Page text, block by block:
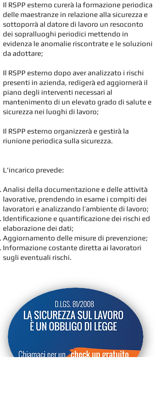
Il RSPP esterno curerà la formazione periodica
delle maestranze in relazione alla sicurezza e
sottoporrà al datore di lavoro un resoconto
dei sopralluoghi periodici mettendo in
evidenza le anomalie riscontrate e le soluzioni
da adottare;
Il RSPP esterno dopo aver analizzato i rischi
presenti in azienda, redigerà ed aggiornerà il
piano degli interventi necessari al
mantenimento di un elevato grado di salute e
sicurezza nei luoghi di lavoro;
Il RSPP esterno organizzerà e gestirà la
riunione periodica sulla sicurezza.
L'incarico prevede:​
Analisi della documentazione e delle attività
lavorative, prendendo in esame i compiti dei
lavoratori e analizzando l’ambiente di lavoro;
Identificazione e quantificazione dei rischi ed
elaborazione dei dati;
Aggiornamento delle misure di prevenzione;
Informazione costante diretta ai lavoratori
sugli eventuali rischi.